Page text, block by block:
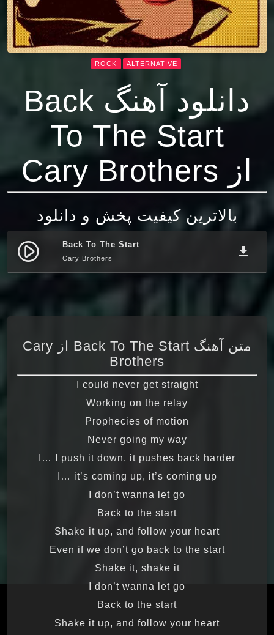
ALTERNATIVE
ROCK
دانلود آهنگ Back
To The Start
از Cary Brothers
بالاترین کیفیت پخش و دانلود
play_circle_filled Back To The Start
Cary Brothers file_download
متن آهنگ Back To The Start از Cary
Brothers
I could never get straight
Working on the relay
Prophecies of motion
Never going my way
I… I push it down, it pushes back harder
I… it’s coming up, it’s coming up
I don’t wanna let go
Back to the start
Shake it up, and follow your heart
Even if we don’t go back to the start
Shake it, shake it
I don’t wanna let go
Back to the start
Shake it up, and follow your heart